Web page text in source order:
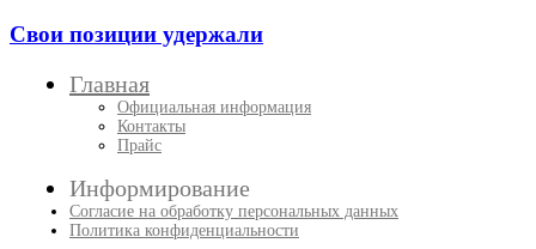
Свои позиции удержали
Главная
Официальная информация
Контакты
Прайс
Информирование
Согласие на обработку персональных данных
Политика конфиденциальности